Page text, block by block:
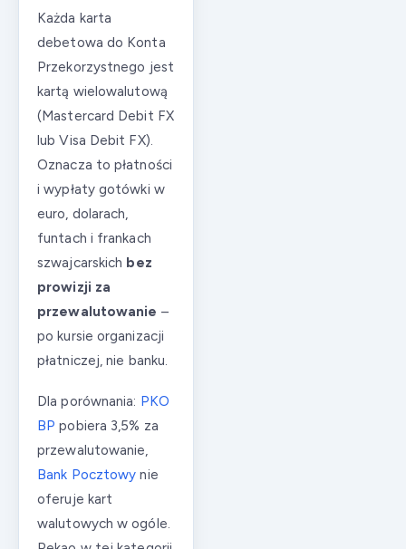
Każda karta
debetowa do Konta
Przekorzystnego jest
kartą wielowalutową
(Mastercard Debit FX
lub Visa Debit FX).
Oznacza to płatności
i wypłaty gotówki w
euro, dolarach,
funtach i frankach
szwajcarskich bez
prowizji za
przewalutowanie –
po kursie organizacji
płatniczej, nie banku.
Dla porównania: PKO
BP pobiera 3,5% za
przewalutowanie,
Bank Pocztowy nie
oferuje kart
walutowych w ogóle.